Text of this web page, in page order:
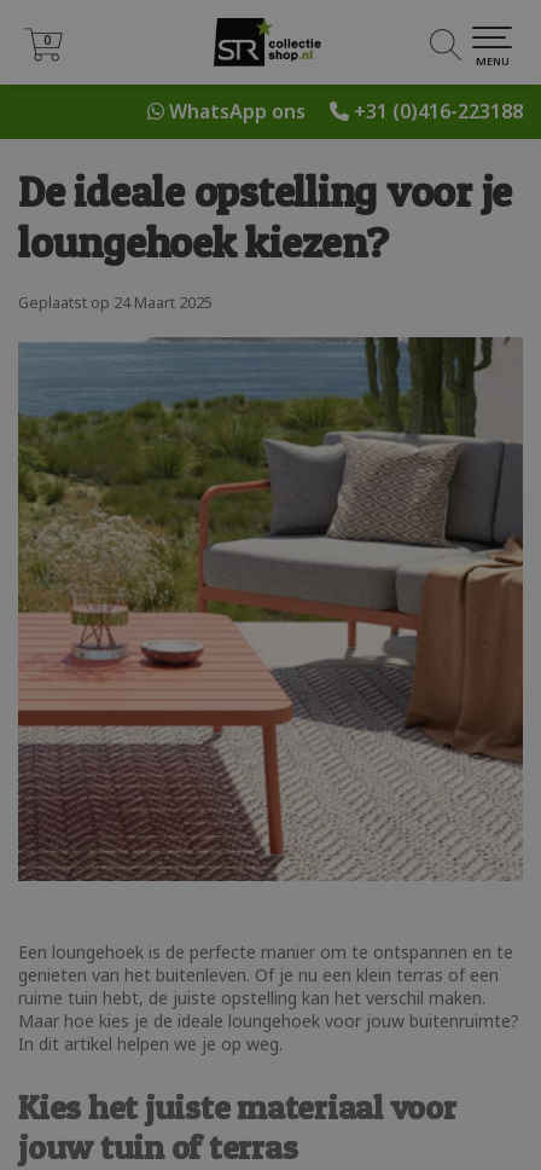
+31 (0)416-223188
WhatsApp ons
0
0
MENU
De ideale opstelling voor je
loungehoek kiezen?
Geplaatst op 24 Maart 2025
Een loungehoek is de perfecte manier om te ontspannen en te
genieten van het buitenleven. Of je nu een klein terras of een
ruime tuin hebt, de juiste opstelling kan het verschil maken.
Maar hoe kies je de ideale loungehoek voor jouw buitenruimte?
In dit artikel helpen we je op weg.
Kies het juiste materiaal voor
jouw tuin of terras